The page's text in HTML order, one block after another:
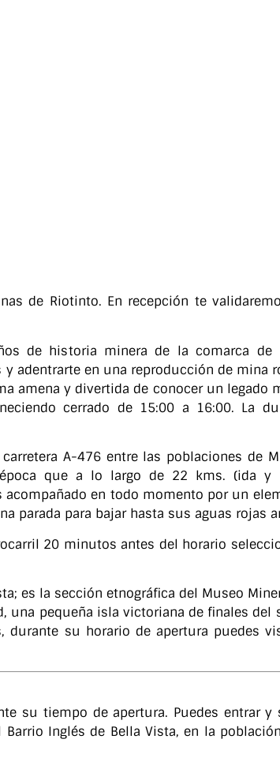
de Riotinto. En recepción te
de historia minera de la comarca
adentrarte en una reproducción de mina
amena y divertida de conocer un legado
cerrado de 15:00 a 16:00. La
A-476 entre las poblaciones de
que a lo largo de 22 kms. (ida y
en todo momento por un
parada para bajar hasta sus aguas rojas
20 minutos antes del horario
es la sección etnográfica del Museo
pequeña isla victoriana de finales del
durante su horario de apertura puedes
su tiempo de apertura. Puedes entrar
Inglés de Bella Vista, en la